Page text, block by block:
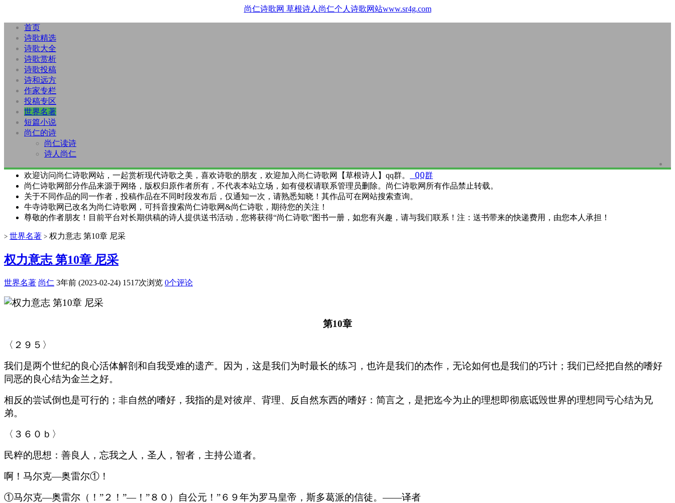
尚仁诗歌网 草根诗人尚仁个人诗歌网站www.sr4g.com
首页
诗歌精选
诗歌大全
诗歌赏析
诗歌投稿
诗和远方
作家专栏
投稿专区
世界名著
短篇小说
尚仁的诗
尚仁读诗
诗人尚仁
欢迎访问尚仁诗歌网站，一起赏析现代诗歌之美，喜欢诗歌的朋友，欢迎加入尚仁诗歌网【草根诗人】qq群。 QQ群
尚仁诗歌网部分作品来源于网络，版权归原作者所有，不代表本站立场，如有侵权请联系管理员删除。尚仁诗歌网所有作品禁止转载。
关于不同作品的同一作者，投稿作品在不同时段发布后，仅通知一次，请熟悉知晓！其作品可在网站搜索查询。
牛寺诗歌网已改名为尚仁诗歌网，可抖音搜索尚仁诗歌网&尚仁诗歌，期待您的关注！
尊敬的作者朋友！目前平台对长期供稿的诗人提供送书活动，您将获得“尚仁诗歌”图书一册，如您有兴趣，请与我们联系！注：送书带来的快递费用，由您本人承担！
> 世界名著 > 权力意志 第10章 尼采
权力意志 第10章 尼采
世界名著 尚仁 3年前 (2023-02-24) 1517次浏览 0个评论
第10章
〈２９５〉
我们是两个世纪的良心活体解剖和自我受难的遗产。因为，这是我们为时最长的练习，也许是我们的杰作，无论如何也是我们的巧计；我们已经把自然的嗜好
同恶的良心结为金兰之好。
相反的尝试倒也是可行的；非自然的嗜好，我指的是对彼岸、背理、反自然东西的嗜好：简言之，是把迄今为止的理想即彻底诋毁世界的理想同亏心结为兄
弟。
〈３６０ｂ〉
民粹的思想：善良人，忘我之人，圣人，智者，主持公道者。
啊！马尔克—奥雷尔①！
①马尔克—奥雷尔（！”２！”—！”８０）自公元！”６９年为罗马皇帝，斯多葛派的信徒。——译者